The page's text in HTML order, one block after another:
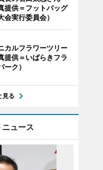
提供＝フットバッグ
会実行委員会）
カルフラワーツリー
提供＝いばらきフラ
ーク）
見る
ュース